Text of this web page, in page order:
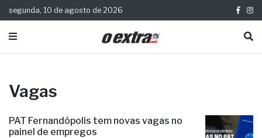
segunda, 10 de agosto de 2026
Vagas
PAT Fernandópolis tem novas vagas no
painel de empregos